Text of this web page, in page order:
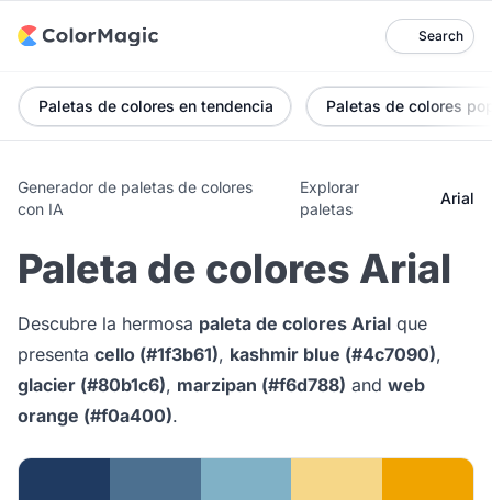
Search
Paletas de colores en tendencia Paletas de colores
Generador de paletas de colores
con IA
Explorar
paletas
Arial
Paleta de colores Arial
Descubre la hermosa paleta de colores Arial que
presenta cello (#1f3b61), kashmir blue (#4c7090),
glacier (#80b1c6), marzipan (#f6d788) and web
orange (#f0a400).